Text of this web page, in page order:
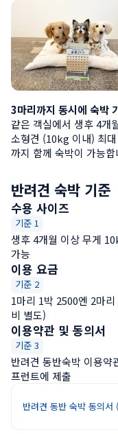
3마리까지 동시에 숙박
같은 객실에서 생후 4개
소형견 (10kg 이내) 최대
까지 함께 숙박이 가능합
반려견 숙박 기준
수용 사이즈
기준 1
생후 4개월 이상 무게
가능
이용 요금
기준 2
1마리 1박 2500엔 2마
비 별도)
이용약관 및 동의서
기준 3
반려견 동반숙박 이용약
프런트에 제출
반려견 동반 숙박 동의서